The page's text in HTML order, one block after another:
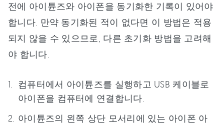
전에 아이튠즈와 아이폰을 동기화한 기록이 있어야
합니다. 만약 동기화된 적이 없다면 이 방법은 적용
되지 않을 수 있으므로, 다른 초기화 방법을 고려해
야 합니다.
컴퓨터에서 아이튠즈를 실행하고 USB 케이블로
아이폰을 컴퓨터에 연결합니다.
아이튠즈의 왼쪽 상단 모서리에 있는 아이폰 아